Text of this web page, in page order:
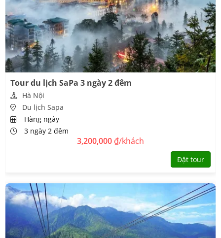
Tour du lịch SaPa 3 ngày 2 đêm
Hà Nội
Du lịch Sapa
Hàng ngày
3 ngày 2 đêm
3,200,000 ₫/khách
Đặt tour